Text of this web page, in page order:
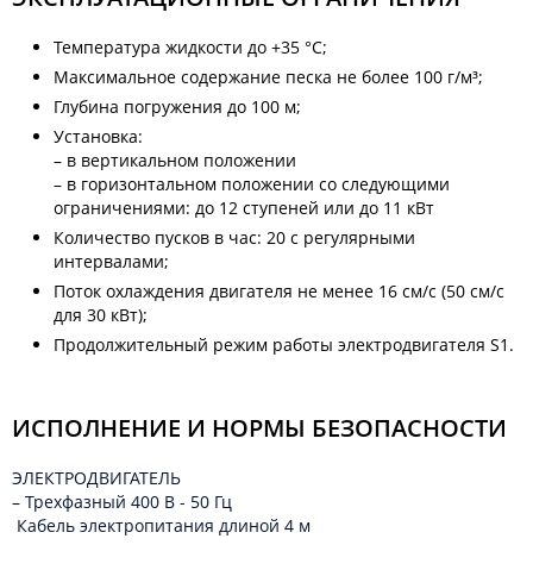
Температура жидкости до +35 °C;
Максимальное содержание песка не более 100 г/м³;
Глубина погружения до 100 м;
Установка:
– в вертикальном положении
– в горизонтальном положении со следующими
ограничениями: до 12 ступеней или до 11 кВт
Количество пусков в час: 20 с регулярными
интервалами;
Поток охлаждения двигателя не менее 16 см/с (50 см/с
для 30 кВт);
Продолжительный режим работы электродвигателя S1.
ИСПОЛНЕНИЕ И НОРМЫ БЕЗОПАСНОСТИ
ЭЛЕКТРОДВИГАТЕЛЬ
– Трехфазный 400 B - 50 Гц
Кабель электропитания длиной 4 м